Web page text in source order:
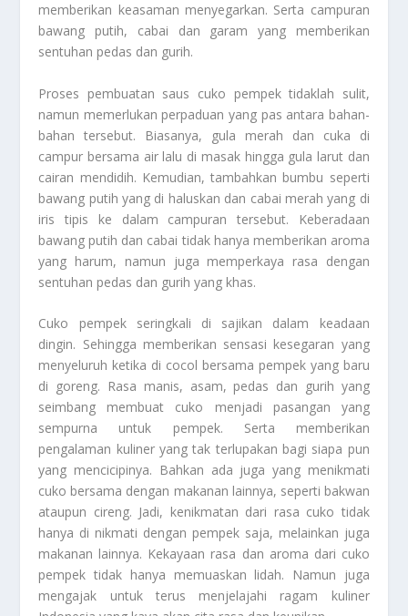
memberikan keasaman menyegarkan. Serta campuran
bawang putih, cabai dan garam yang memberikan
sentuhan pedas dan gurih.
Proses pembuatan saus cuko pempek tidaklah sulit,
namun memerlukan perpaduan yang pas antara bahan-
bahan tersebut. Biasanya, gula merah dan cuka di
campur bersama air lalu di masak hingga gula larut dan
cairan mendidih. Kemudian, tambahkan bumbu seperti
bawang putih yang di haluskan dan cabai merah yang di
iris tipis ke dalam campuran tersebut. Keberadaan
bawang putih dan cabai tidak hanya memberikan aroma
yang harum, namun juga memperkaya rasa dengan
sentuhan pedas dan gurih yang khas.
Cuko pempek seringkali di sajikan dalam keadaan
dingin. Sehingga memberikan sensasi kesegaran yang
menyeluruh ketika di cocol bersama pempek yang baru
di goreng. Rasa manis, asam, pedas dan gurih yang
seimbang membuat cuko menjadi pasangan yang
sempurna untuk pempek. Serta memberikan
pengalaman kuliner yang tak terlupakan bagi siapa pun
yang mencicipinya. Bahkan ada juga yang menikmati
cuko bersama dengan makanan lainnya, seperti bakwan
ataupun cireng. Jadi, kenikmatan dari rasa cuko tidak
hanya di nikmati dengan pempek saja, melainkan juga
makanan lainnya. Kekayaan rasa dan aroma dari cuko
pempek tidak hanya memuaskan lidah. Namun juga
mengajak untuk terus menjelajahi ragam kuliner